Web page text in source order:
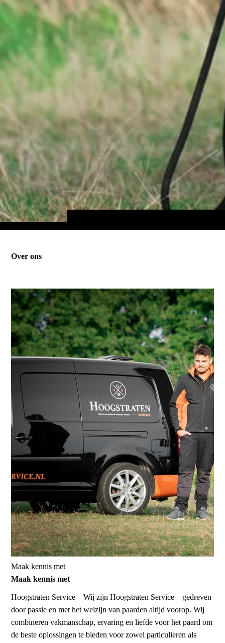
Over ons
Maak kennis met
Maak kennis met
Hoogstraten Service– Wij zijn Hoogstraten Service – gedreven
door passie en met het welzijn van paarden altijd voorop. Wij
combineren vakmanschap, ervaring en liefde voor het paard om
de beste oplossingen te bieden voor zowel particulieren als